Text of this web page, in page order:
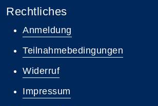
Rechtliches
Anmeldung
Teilnahmebedingungen
Widerruf
Impressum